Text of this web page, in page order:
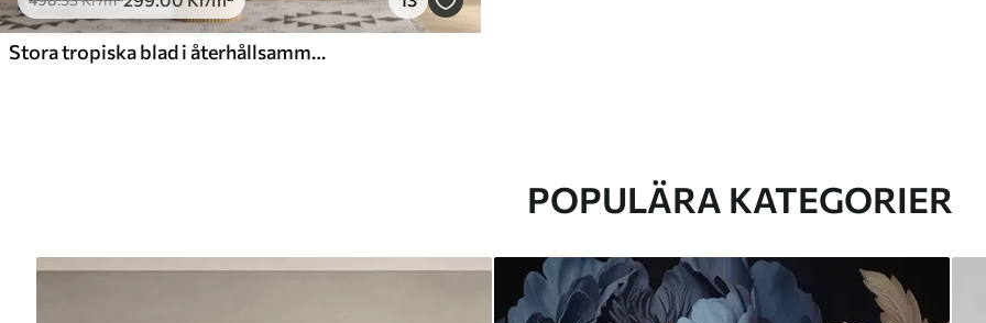
Stora tropiska blad i återhållsamma, delikata pastellfärger
POPULÄRA KATEGORIER